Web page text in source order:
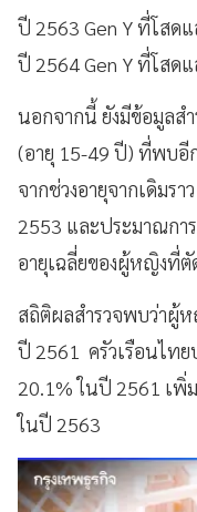
ปี 2563 Gen Y ที่โสด
ปี 2564 Gen Y ที่โสด
นอกจากนี้ ยังมีข้อมูลส
(อายุ 15-49 ปี) ที่พบอี
จากช่วงอายุจากเดิมร
2553 และประมาณกา
อายุเฉลี่ยของผู้หญิงที่
สถิติผลสำรวจพบว่าผู้
ปี 2561 ครัวเรือนไทย
20.1% ในปี 2561 เพิ่
ในปี 2563